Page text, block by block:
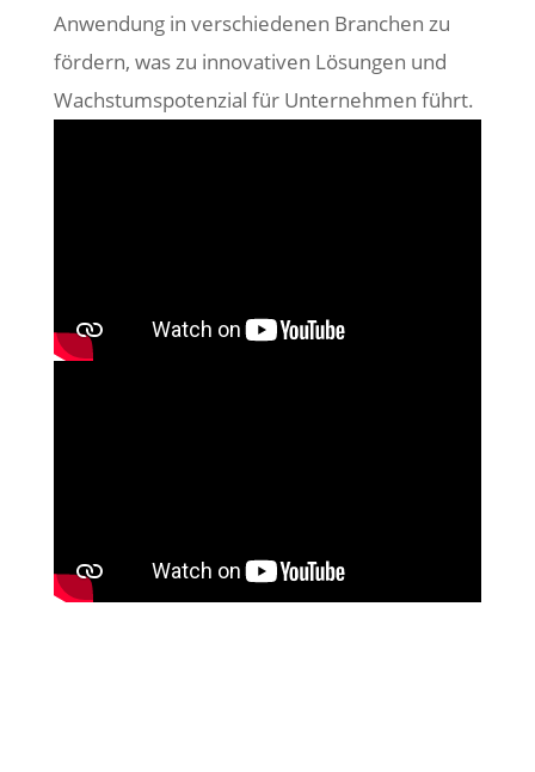
Anwendung in verschiedenen Branchen zu
fördern, was zu innovativen Lösungen und
Wachstumspotenzial für Unternehmen führt.